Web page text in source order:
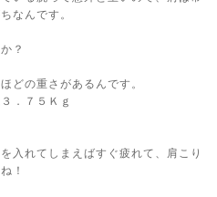
なんです。
？
どの重さがあるんです。
．７５Ｋｇ
入れてしまえばすぐ疲れて、肩こり
！